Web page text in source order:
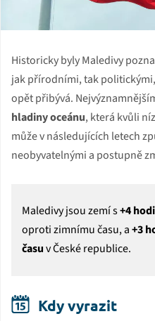
Historicky byly Maledivy
jak přírodními, tak
opět přibývá.
hladiny oceánu, která kvůli
může v následujících letech
neobyvatelnými a postupně
Maledivy jsou zemí s+4
oproti zimnímu času, a+3
časuv České republice.
Kdy vyrazit